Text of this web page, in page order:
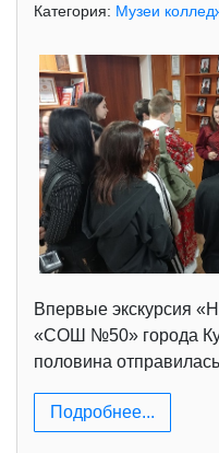
Категория: Музеи
Впервые экскурсия
«СОШ №50» города
половина
Подробнее...